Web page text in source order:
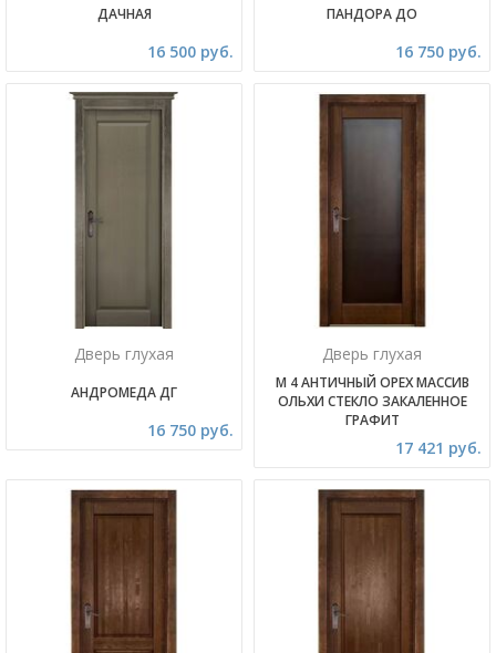
ДАЧНАЯ
16 500 руб.
ПАНДОРА ДО
16 750 руб.
Дверь глухая
АНДРОМЕДА ДГ
16 750 руб.
Дверь глухая
М 4 АНТИЧНЫЙ ОРЕХ МАССИВ
ОЛЬХИ СТЕКЛО ЗАКАЛЕННОЕ
ГРАФИТ
17 421 руб.